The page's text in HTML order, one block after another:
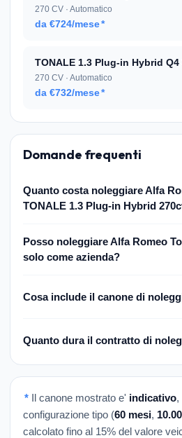
270 CV · Automatico
da €724/mese*
TONALE 1.3 Plug-in Hybrid Q4
270 CV · Automatico
da €732/mese*
Domande frequenti
Quanto costa noleggiare Alfa
TONALE 1.3 Plug-in Hybrid
Posso noleggiare Alfa Romeo
solo come azienda?
Cosa include il canone di
Quanto dura il contratto di
* Il canone mostrato e' indicativo,
configurazione tipo (60 mesi,
calcolato fino al 15% del valore